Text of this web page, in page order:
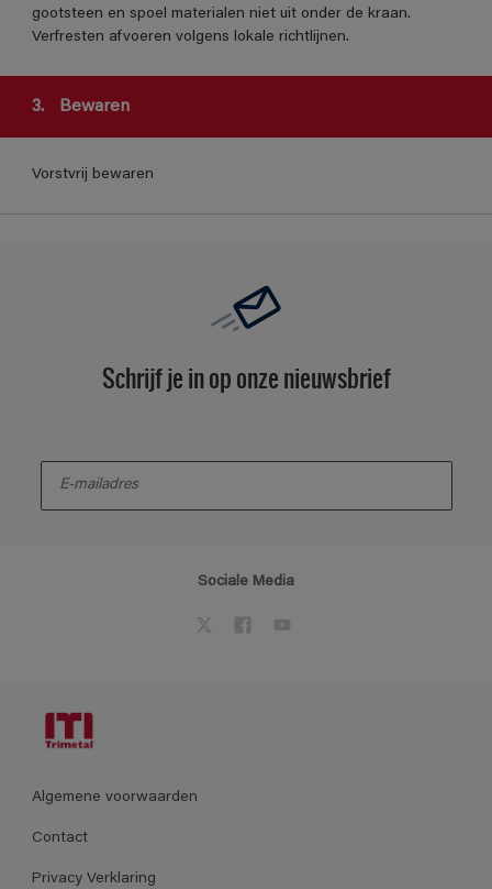
gootsteen en spoel materialen niet uit onder de kraan.
Verfresten afvoeren volgens lokale richtlijnen.
3. Bewaren
Vorstvrij bewaren
Schrijf je in op onze nieuwsbrief
Sociale Media
Algemene voorwaarden
Contact
Privacy Verklaring